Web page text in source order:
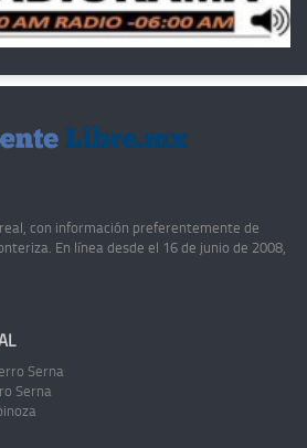
con información preferentemente de
En línea desde el 16 de junio de 2008,
Serna
Serna